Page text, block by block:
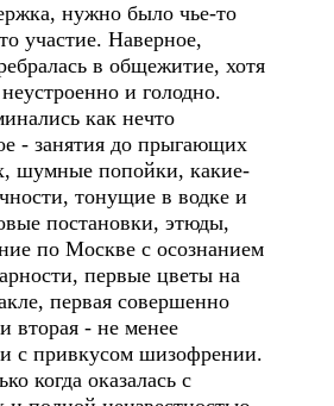
нужно было чье-то
участие. Наверное,
в общежитие, хотя
и голодно.
как нечто
- занятия до прыгающих
шумные попойки, какие-
тонущие в водке и
постановки, этюды,
по Москве с осознанием
первые цветы на
первая совершенно
вторая - не менее
с привкусом шизофрении.
когда оказалась с